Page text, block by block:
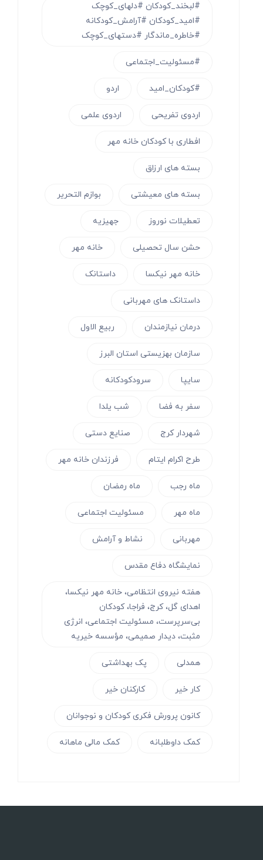
#لبخند_کودکان #دلهای_کوچک
#امید_کودکان #آرامش_کودکانه
#خاطره_ماندگار #دستهای_کوچک
#مسئولیت_اجتماعی
#کودکان_امید اردو
اردوی تفریحی اردوی علمی
افطاری با کودکان خانه مهر
بسته های ارزاق
بسته های معیشتی بوازم التحریر
تعطیلات نوروز جهیزیه
حشن سال تحصیلی خانه مهر
خانه مهر نیکسا داستانک
داستانک های مهربانی
درمان نیازمندان ربیع الاول
سازمان بهزیستی استان البرز
سایپا سرودکودکانه
سفر به فضا شب یلدا
شهردار کرج صنایع دستی
طرح اکرام ایتام فرزندان خانه مهر
ماه رجب ماه رمضان
ماه مهر مسئولیت اجتماعی
مهربانی نشاط و آرامش
نمایشگاه دفاع مقدس
هفته نیروی انتظامی، خانه مهر نیکسا،
اهدای گل، کرج، فراجا، کودکان
بی‌سرپرست، مسئولیت اجتماعی، انرژی
مثبت، دیدار صمیمی، مؤسسه خیریه
همدلی پک بهداشتی
کار خیر کارکنان خیر
کانون پرورش فکری کودکان و نوجوانان
کمک داوطلبانه کمک مالی ماهانه